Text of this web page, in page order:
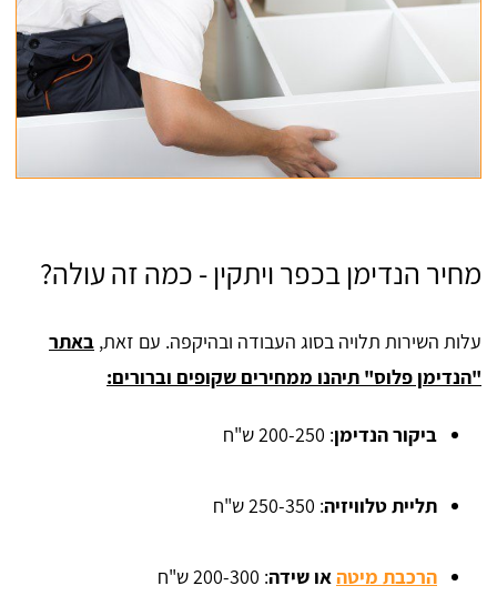
מחיר הנדימן בכפר ויתקין - כמה זה עולה?
עלות השירות תלויה בסוג העבודה ובהיקפה. עם זאת, באתר
"הנדימן פלוס" תיהנו ממחירים שקופים וברורים:
ביקור הנדימן: 200-250 ש"ח
תליית טלוויזיה: 250-350 ש"ח
הרכבת מיטהאו שידה: 200-300 ש"ח